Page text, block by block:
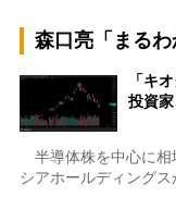
森口亮「まるわ
「キ
投資
半導体株を中心に相
シアホールディング